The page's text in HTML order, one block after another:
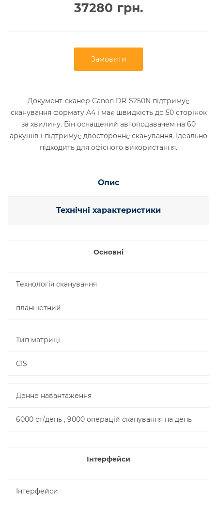
37280 грн.
Замовити
Документ-сканер Canon DR-S250N підтримує
сканування формату A4 і має швидкість до 50 сторінок
за хвилину. Він оснащений автоподавачем на 60
аркушів і підтримує двостороннє сканування. Ідеально
підходить для офісного використання.
Опис
Технічні характеристики
Основні
Tехнологія сканування
планшетний
Тип матриці
CIS
Денне навантаження
6000 ст/день , 9000 операцій сканування на день
Інтерфейси
Інтерфейси